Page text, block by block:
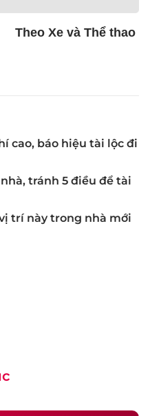
Theo Xe và Thể thao
cao, báo hiệu tài lộc đi
tránh 5 điều để tài
trí này trong nhà mới